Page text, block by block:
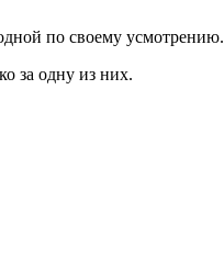
по своему усмотрению.
за одну из них.